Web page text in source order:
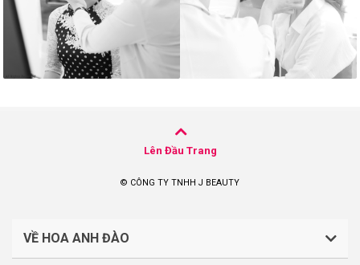
Lên Đầu Trang
© CÔNG TY TNHH J BEAUTY
VỀ HOA ANH ĐÀO